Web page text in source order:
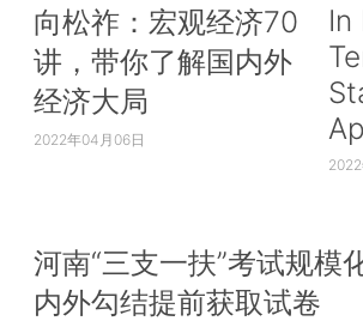
向松祚：宏观经济70
讲，带你了解国内外
经济大局
2022年04月06日
In
河南“三支一扶”考试规模
内外勾结提前获取试卷